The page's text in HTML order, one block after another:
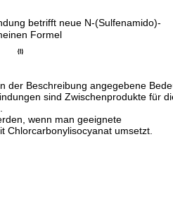
betrifft neue N-(Sulfenamido)-
Formel
der Beschreibung angegebene
sind Zwischenprodukte für
wenn man geeignete
Chlorcarbonylisocyanat umsetzt.